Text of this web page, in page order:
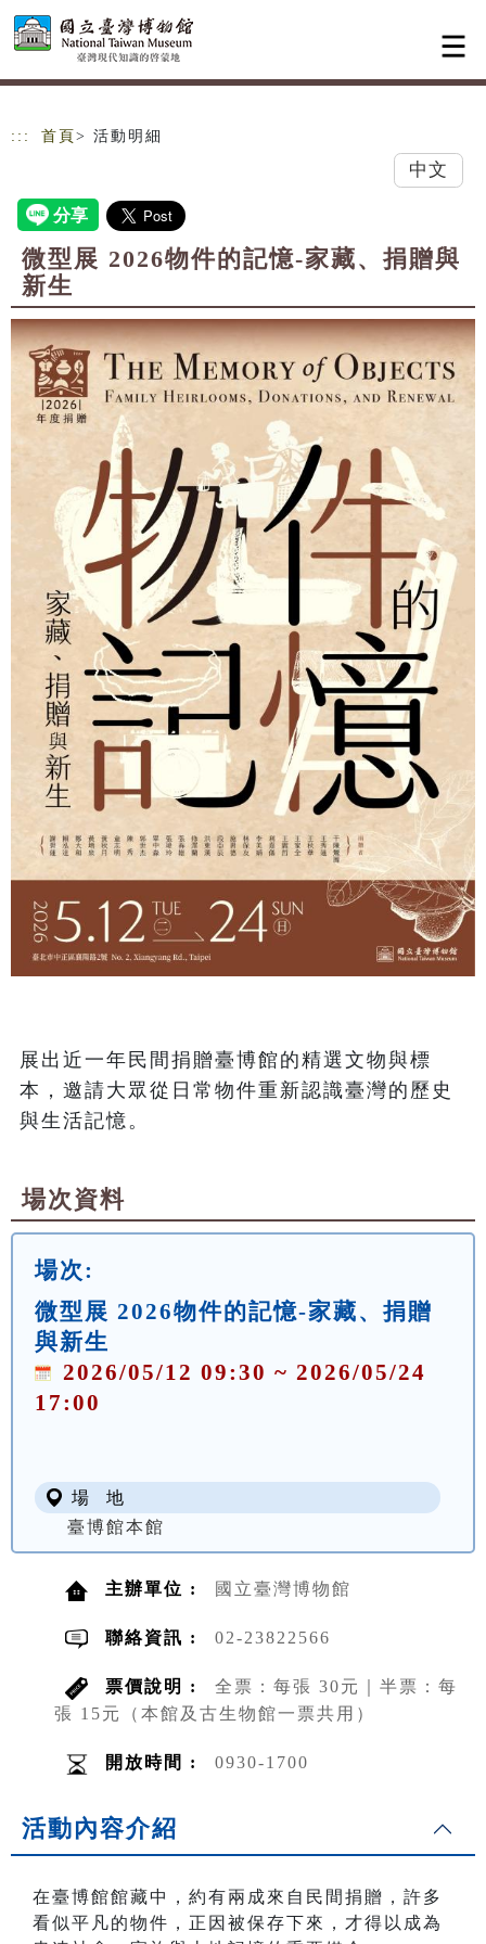
跳到主要內容
網站導覽
::: 首頁 > 活動明細
中文
微型展 2026物件的記憶-家藏、捐贈與
新生
展出近一年民間捐贈臺博館的精選文物與標
本，邀請大眾從日常物件重新認識臺灣的歷史
與生活記憶。
場次資料
場次:
微型展 2026物件的記憶-家藏、捐贈
與新生
2026/05/12 09:30 ~ 2026/05/24
17:00
場 地
臺博館本館
主辦單位 : 國立臺灣博物館
聯絡資訊 : 02-23822566
票價說明 :
全票：每張 30元｜半票：每
張 15元（本館及古生物館一票共用）
開放時間 : 0930-1700
活動內容介紹
在臺博館館藏中，約有兩成來自民間捐贈，許多
看似平凡的物件，正因被保存下來，才得以成為